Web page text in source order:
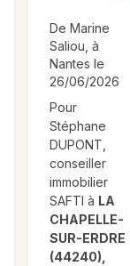
De Marine
Saliou, à
Nantes le
26/06/2026
Pour
Stéphane
DUPONT,
conseiller
immobilier
SAFTI à LA
CHAPELLE-
SUR-ERDRE
(44240),